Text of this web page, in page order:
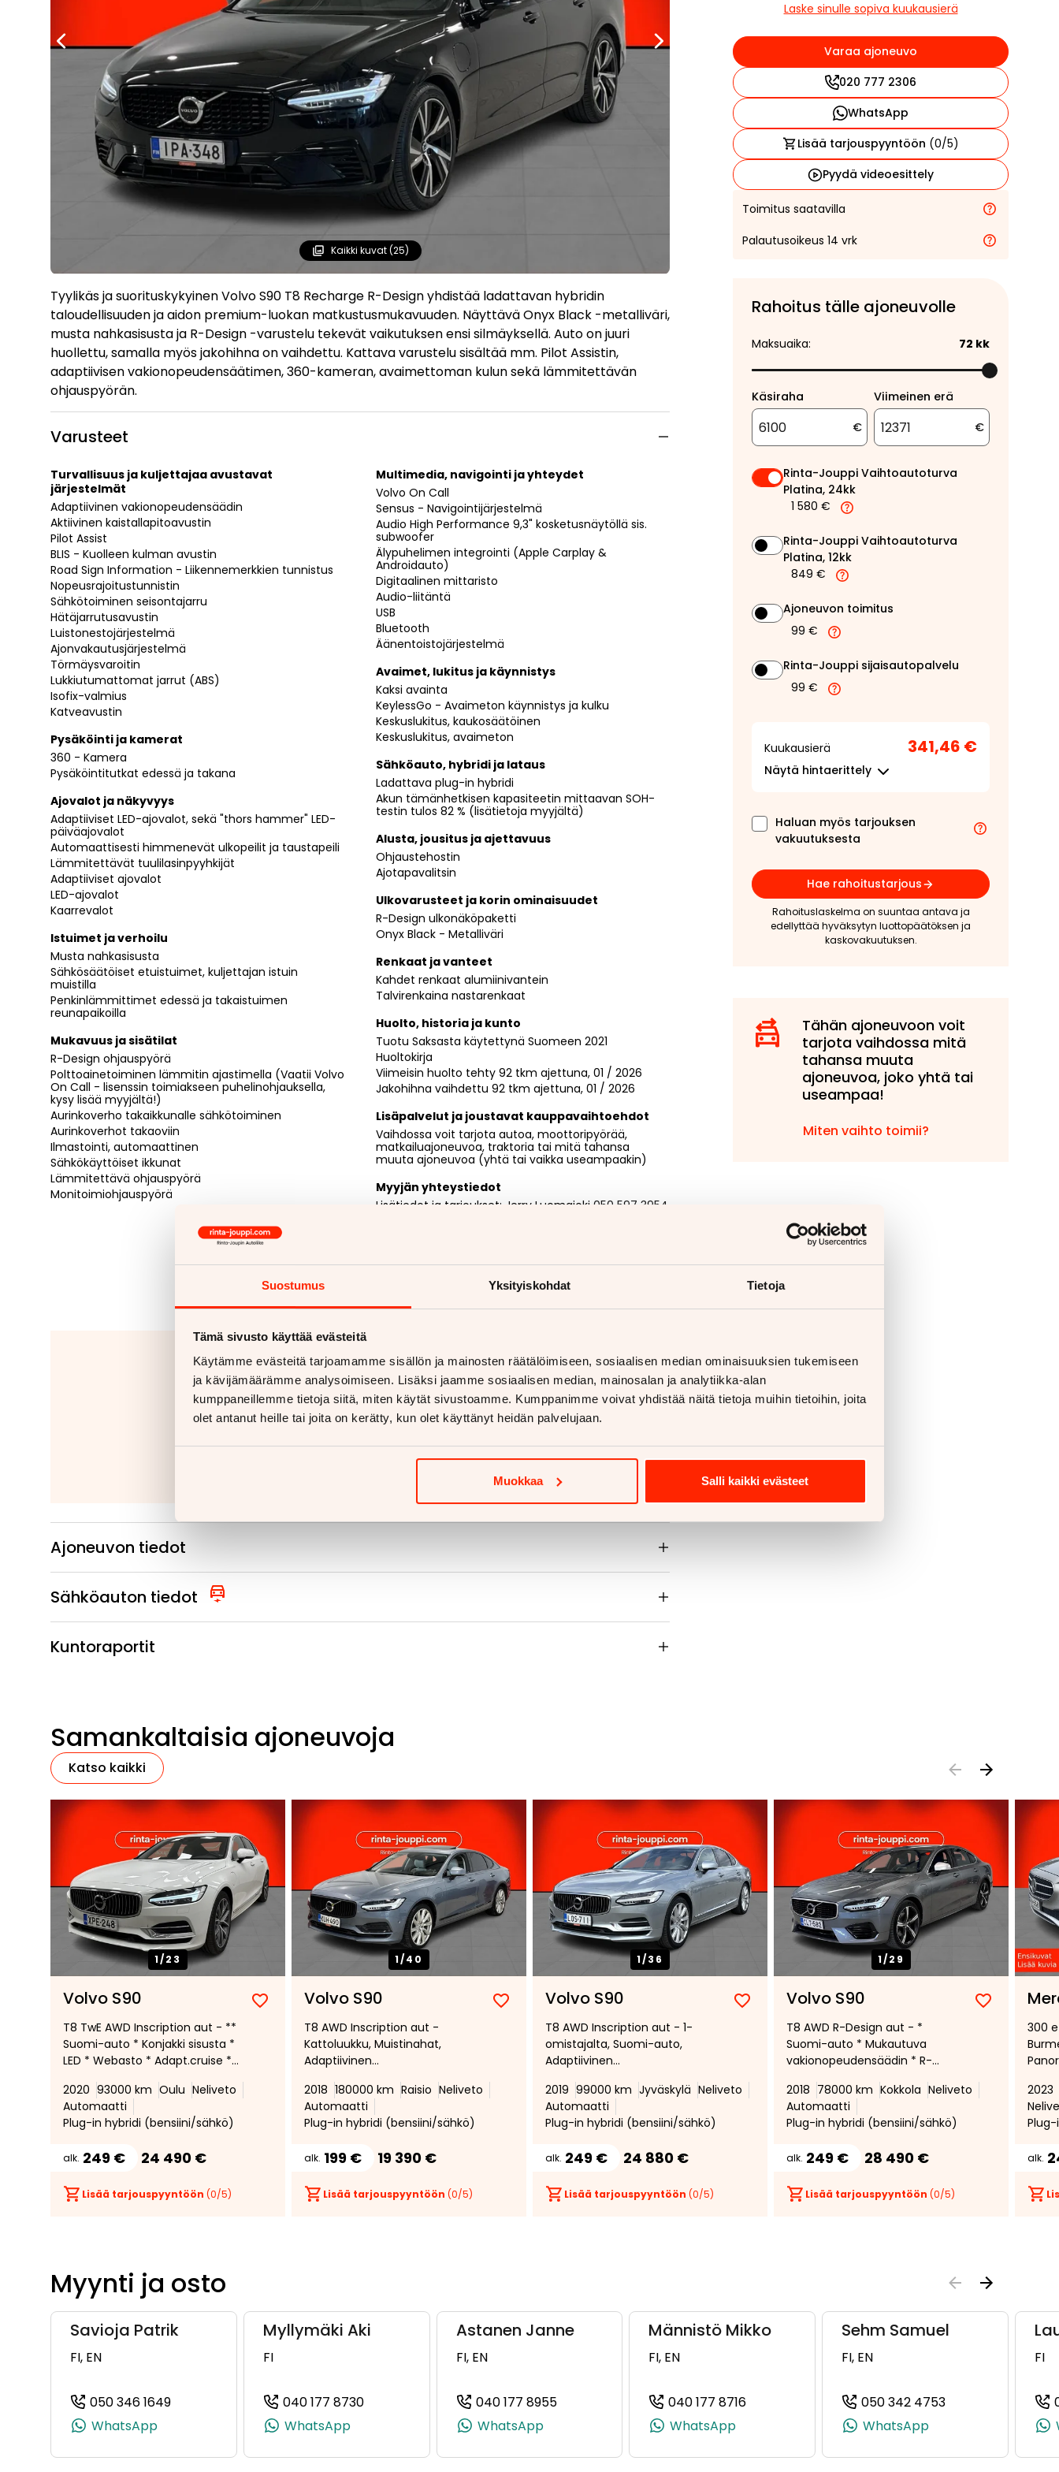
Suostumus Yksityiskohdat Tietoja
Tämä sivusto käyttää evästeitä
Käytämme evästeitä tarjoamamme sisällön ja mainosten räätälöimiseen, sosiaalisen median ominaisuuksien tukemiseen
ja kävijämäärämme analysoimiseen. Lisäksi jaamme sosiaalisen median, mainosalan ja analytiikka-alan
kumppaneillemme tietoja siitä, miten käytät sivustoamme. Kumppanimme voivat yhdistää näitä tietoja muihin tietoihin, joita
olet antanut heille tai joita on kerätty, kun olet käyttänyt heidän palvelujaan.
Muokkaa Salli kaikki evästeet
Kaikki kuvat (25)
Tyylikäs ja suorituskykyinen Volvo S90 T8 Recharge R-Design yhdistää ladattavan hybridin
taloudellisuuden ja aidon premium-luokan matkustusmukavuuden. Näyttävä Onyx Black -metalliväri,
musta nahkasisusta ja R-Design -varustelu tekevät vaikutuksen ensi silmäyksellä. Auto on juuri
huollettu, samalla myös jakohihna on vaihdettu. Kattava varustelu sisältää mm. Pilot Assistin,
adaptiivisen vakionopeudensäätimen, 360-kameran, avaimettoman kulun sekä lämmitettävän
ohjauspyörän.
Varusteet
Turvallisuus ja kuljettajaa avustavat
järjestelmät
Adaptiivinen vakionopeudensäädin
Aktiivinen kaistallapitoavustin
Pilot Assist
BLIS - Kuolleen kulman avustin
Road Sign Information - Liikennemerkkien tunnistus
Nopeusrajoitustunnistin
Sähkötoiminen seisontajarru
Hätäjarrutusavustin
Luistonestojärjestelmä
Ajonvakautusjärjestelmä
Törmäysvaroitin
Lukkiutumattomat jarrut (ABS)
Isofix-valmius
Katveavustin
Pysäköinti ja kamerat
360 - Kamera
Pysäköintitutkat edessä ja takana
Ajovalot ja näkyvyys
Adaptiiviset LED-ajovalot, sekä "thors hammer" LED-
päiväajovalot
Automaattisesti himmenevät ulkopeilit ja taustapeili
Lämmitettävät tuulilasinpyyhkijät
Adaptiiviset ajovalot
LED-ajovalot
Kaarrevalot
Istuimet ja verhoilu
Musta nahkasisusta
Sähkösäätöiset etuistuimet, kuljettajan istuin
muistilla
Penkinlämmittimet edessä ja takaistuimen
reunapaikoilla
Mukavuus ja sisätilat
R-Design ohjauspyörä
Polttoainetoiminen lämmitin ajastimella (Vaatii Volvo
On Call - lisenssin toimiakseen puhelinohjauksella,
kysy lisää myyjältä!)
Aurinkoverho takaikkunalle sähkötoiminen
Aurinkoverhot takaoviin
Ilmastointi, automaattinen
Sähkökäyttöiset ikkunat
Lämmitettävä ohjauspyörä
Monitoimiohjauspyörä
Multimedia, navigointi ja yhteydet
Volvo On Call
Sensus - Navigointijärjestelmä
Audio High Performance 9,3" kosketusnäytöllä sis.
subwoofer
Älypuhelimen integrointi (Apple Carplay &
Androidauto)
Digitaalinen mittaristo
Audio-liitäntä
USB
Bluetooth
Äänentoistojärjestelmä
Avaimet, lukitus ja käynnistys
Kaksi avainta
KeylessGo - Avaimeton käynnistys ja kulku
Keskuslukitus, kaukosäätöinen
Keskuslukitus, avaimeton
Sähköauto, hybridi ja lataus
Ladattava plug-in hybridi
Akun tämänhetkisen kapasiteetin mittaavan SOH-
testin tulos 82 % (lisätietoja myyjältä)
Alusta, jousitus ja ajettavuus
Ohjaustehostin
Ajotapavalitsin
Ulkovarusteet ja korin ominaisuudet
R-Design ulkonäköpaketti
Onyx Black - Metalliväri
Renkaat ja vanteet
Kahdet renkaat alumiinivantein
Talvirenkaina nastarenkaat
Huolto, historia ja kunto
Tuotu Saksasta käytettynä Suomeen 2021
Huoltokirja
Viimeisin huolto tehty 92 tkm ajettuna, 01 / 2026
Jakohihna vaihdettu 92 tkm ajettuna, 01 / 2026
Lisäpalvelut ja joustavat kauppavaihtoehdot
Vaihdossa voit tarjota autoa, moottoripyörää,
matkailuajoneuvoa, traktoria tai mitä tahansa
muuta ajoneuvoa (yhtä tai vaikka useampaakin)
Myyjän yhteystiedot
Lisätiedot ja tarjoukset: Jerry Luomajoki 050 597 3954
Jäitkö kaipaamaan vetokoukkua?
Tähänkin autoon vetokoukku asennettuna
Kiinteät koukut alk. 670€
Ajoneuvon tiedot
Sähköauton tiedot
Kuntoraportit
Laske sinulle sopiva kuukausierä
Varaa ajoneuvo
020 777 2306
WhatsApp
Lisää tarjouspyyntöön (0/5)
Pyydä videoesittely
Toimitus saatavilla
Palautusoikeus 14 vrk
Rahoitus tälle ajoneuvolle
Maksuaika: 72 kk
Käsiraha
€
Viimeinen erä
€
Rinta-Jouppi Vaihtoautoturva
Platina, 24kk
1 580 €
Rinta-Jouppi Vaihtoautoturva
Platina, 12kk
849 €
Ajoneuvon toimitus
99 €
Rinta-Jouppi sijaisautopalvelu
99 €
Kuukausierä 341,46 €
Näytä hintaerittely
Haluan myös tarjouksen
vakuutuksesta
Hae rahoitustarjous
Rahoituslaskelma on suuntaa antava ja
edellyttää hyväksytyn luottopäätöksen ja
kaskovakuutuksen.
Tähän ajoneuvoon voit
tarjota vaihdossa mitä
tahansa muuta
ajoneuvoa, joko yhtä tai
useampaa!
Miten vaihto toimii?
Samankaltaisia ajoneuvoja
Katso kaikki
1/23
Volvo S90
Lisää
suosikiksi
Poista
suosikeista
T8 TwE AWD Inscription aut - **
Suomi-auto * Konjakki sisusta *
LED * Webasto * Adapt.cruise *
2020 93000 km Oulu Neliveto
Automaatti
Plug-in hybridi (bensiini/sähkö)
alk. 249 € 24 490 €
Lisää tarjouspyyntöön (0/5)
1/40
Volvo S90
Lisää
suosikiksi
Poista
suosikeista
T8 AWD Inscription aut -
Kattoluukku, Muistinahat,
Adaptiivinen
Alumiinivanteet,
pysäköintikamera, Sensus Audio
Premium Sound by B&Willkins
2018 180000 km Raisio Neliveto
Automaatti
Plug-in hybridi (bensiini/sähkö)
alk. 199 € 19 390 €
Lisää tarjouspyyntöön (0/5)
1/36
Volvo S90
Lisää
suosikiksi
Poista
suosikeista
T8 AWD Inscription aut - 1-
omistajalta, Suomi-auto,
Adaptiivinen
Vetokoukku, Nahkaverhoilu, LED-
valot, Webasto, Lasinlämmitys,
ratinlämmitys, CarPlay, Android
sähkösäätöinen istuin,
2019 99000 km Jyväskylä Neliveto
Automaatti
Plug-in hybridi (bensiini/sähkö)
alk. 249 € 24 880 €
Lisää tarjouspyyntöön (0/5)
1/29
Volvo S90
Lisää
suosikiksi
Poista
T8 AWD R-Design aut - *
Suomi-auto * Mukautuva
vakionopeudensäädin * R-
Polttoainetoiminen lisälämmitin
* Pilot Assist * High perf audio *
Volvo on call * Jakohihna juuri
2018 78000 km Kokkola Neliveto
Automaatti
Plug-in hybridi (bensiini/sähkö)
alk. 249 € 28 490 €
Lisää tarjouspyyntöön (0/5)
300
valot
2023
alk.
Myynti ja osto
Savioja Patrik
FI, EN
050 346 1649
(+358503461649, 0503461649, +358 50 346 1649)
WhatsApp
Myllymäki Aki
FI
040 177 8730
(+358401778730, 0401778730, +358 40 177 8730)
WhatsApp
Astanen Janne
FI, EN
040 177 8955
(+358401778955, 0401778955, +358 40 177 8955)
WhatsApp
Männistö Mikko
FI, EN
040 177 8716
(+358401778716, 0401778716, +358 40 177 8716)
WhatsApp
Sehm Samuel
FI, EN
050 342 4753
WhatsApp
FI